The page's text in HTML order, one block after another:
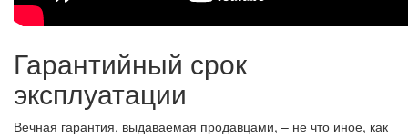
Гарантийный срок
эксплуатации
Вечная гарантия, выдаваемая продавцами, – не что иное, как